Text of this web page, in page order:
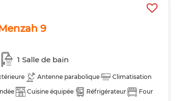
9
1 Salle de bain
Antenne parabolique
Climatisation
Cuisine équipée Réfrigérateur
Four